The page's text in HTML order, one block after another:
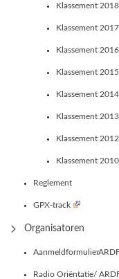
Klassement 2018
Klassement 2017
Klassement 2016
Klassement 2015
Klassement 2014
Klassement 2013
Klassement 2012
Klassement 2010
Reglement
GPX-track
Organisatoren
Radio Oriëntatie/